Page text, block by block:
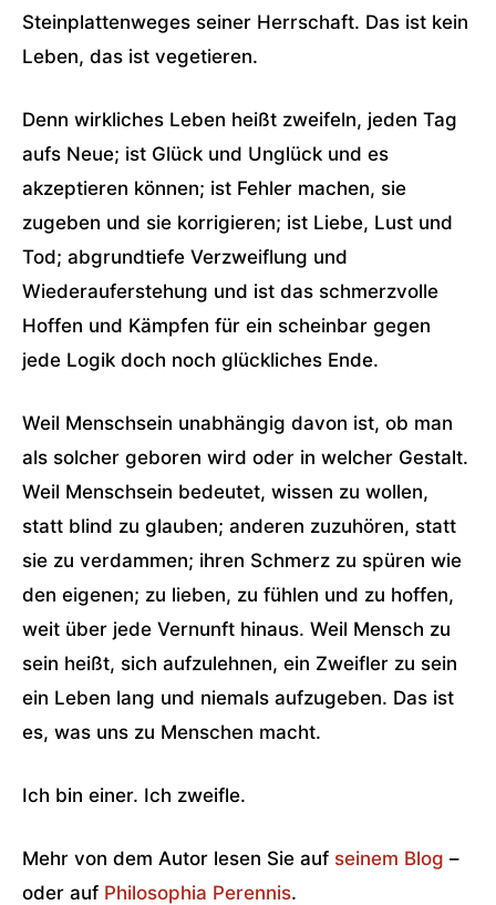
Steinplattenweges seiner Herrschaft. Das ist kein
Leben, das ist vegetieren.
Denn wirkliches Leben heißt zweifeln, jeden Tag
aufs Neue; ist Glück und Unglück und es
akzeptieren können; ist Fehler machen, sie
zugeben und sie korrigieren; ist Liebe, Lust und
Tod; abgrundtiefe Verzweiflung und
Wiederauferstehung und ist das schmerzvolle
Hoffen und Kämpfen für ein scheinbar gegen
jede Logik doch noch glückliches Ende.
Weil Menschsein unabhängig davon ist, ob man
als solcher geboren wird oder in welcher Gestalt.
Weil Menschsein bedeutet, wissen zu wollen,
statt blind zu glauben; anderen zuzuhören, statt
sie zu verdammen; ihren Schmerz zu spüren wie
den eigenen; zu lieben, zu fühlen und zu hoffen,
weit über jede Vernunft hinaus. Weil Mensch zu
sein heißt, sich aufzulehnen, ein Zweifler zu sein
ein Leben lang und niemals aufzugeben. Das ist
es, was uns zu Menschen macht.
Ich bin einer. Ich zweifle.
Mehr von dem Autor lesen Sie auf seinem Blog –
oder auf Philosophia Perennis.